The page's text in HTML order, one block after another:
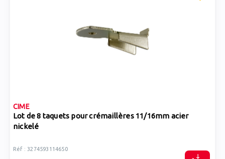
CIME
Lot de 8 taquets pour crémaillères 11/16mm acier
nickelé
Réf : 3274593114650